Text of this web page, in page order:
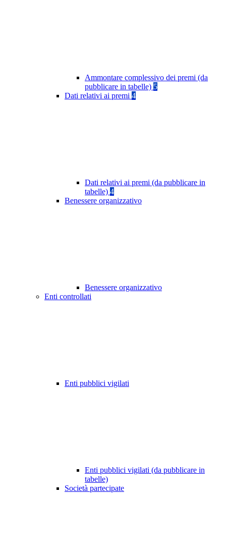
Ammontare complessivo dei premi (da
pubblicare in tabelle) 5
Dati relativi ai premi 4
Dati relativi ai premi (da pubblicare in
tabelle) 4
Benessere organizzativo
Benessere organizzativo
Enti controllati
Enti pubblici vigilati
Enti pubblici vigilati (da pubblicare in
tabelle)
Società partecipate